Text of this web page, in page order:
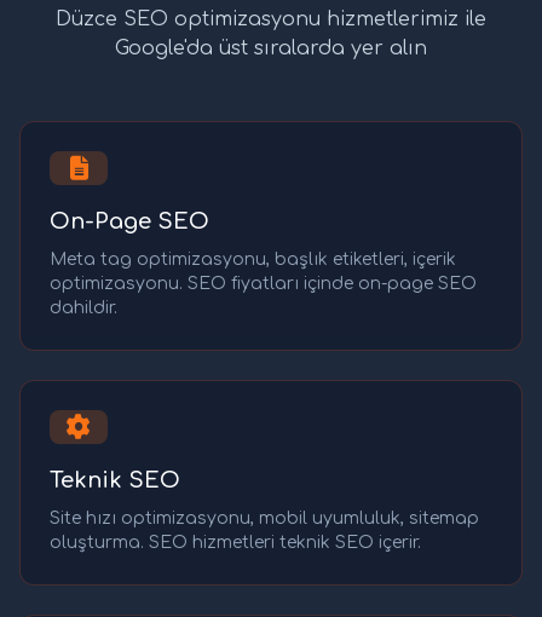
Düzce SEO optimizasyonu hizmetlerimiz ile
Google'da üst sıralarda yer alın
On-Page SEO
Meta tag optimizasyonu, başlık etiketleri, içerik
optimizasyonu. SEO fiyatları içinde on-page SEO
dahildir.
Teknik SEO
Site hızı optimizasyonu, mobil uyumluluk, sitemap
oluşturma. SEO hizmetleri teknik SEO içerir.